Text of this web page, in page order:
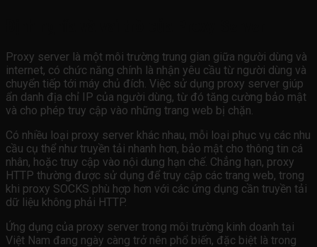
Proxy server là một môi trường trung gian giữa người dùng và
internet, có chức năng chính là nhận yêu cầu từ người dùng và
chuyển tiếp tới máy chủ đích. Việc sử dụng proxy server giúp
ẩn danh địa chỉ IP của người dùng, từ đó tăng cường bảo mật
và cho phép truy cập vào những trang web bị chặn.
Có nhiều loại proxy server khác nhau, mỗi loại phục vụ các nhu
cầu cụ thể như truyền tải nhanh hơn, bảo mật cho thông tin cá
nhân, hoặc truy cập vào nội dung hạn chế. Chẳng hạn, proxy
HTTP thường được sử dụng để truy cập các trang web, trong
khi proxy SOCKS phù hợp hơn với các ứng dụng cần truyền tải
dữ liệu không phải HTTP.
Ứng dụng của proxy server trong môi trường kinh doanh tại
Việt Nam đang ngày càng trở nên phổ biến, đặc biệt là trong